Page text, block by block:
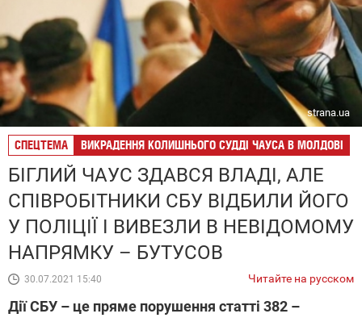
strana.ua
СПЕЦТЕМА ВИКРАДЕННЯ КОЛИШНЬОГО СУДДІ ЧАУСА В МОЛДОВІ
БІГЛИЙ ЧАУС ЗДАВСЯ ВЛАДІ, АЛЕ
СПІВРОБІТНИКИ СБУ ВІДБИЛИ ЙОГО
У ПОЛІЦІЇ І ВИВЕЗЛИ В НЕВІДОМОМУ
НАПРЯМКУ – БУТУСОВ
30.07.2021 15:40 Читайте на русском
Дії СБУ – це пряме порушення статті 382 –